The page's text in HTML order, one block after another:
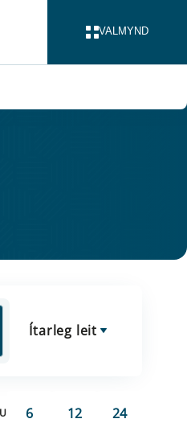
VALMYND
Ítarleg leit
6 12 24